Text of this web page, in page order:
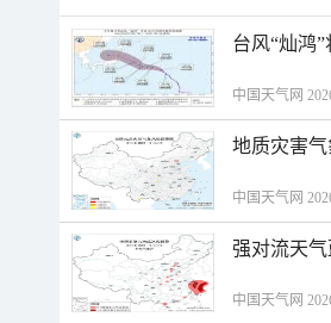
台风“灿鸿
中国天气网
地质灾害
中国天气网
强对流天
中国天气网